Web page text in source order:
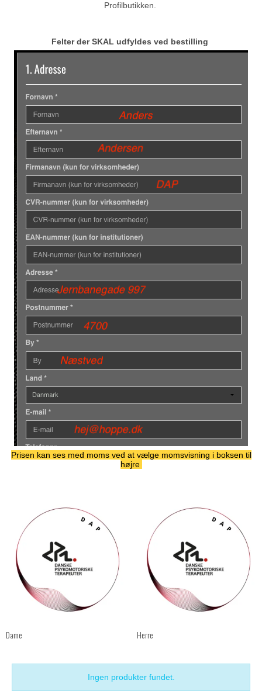
Profilbutikken.
Felter der SKAL udfyldes ved bestilling
Prisen kan ses med moms ved at vælge momsvisning i boksen til
højre
Dame Herre
Ingen produkter fundet.